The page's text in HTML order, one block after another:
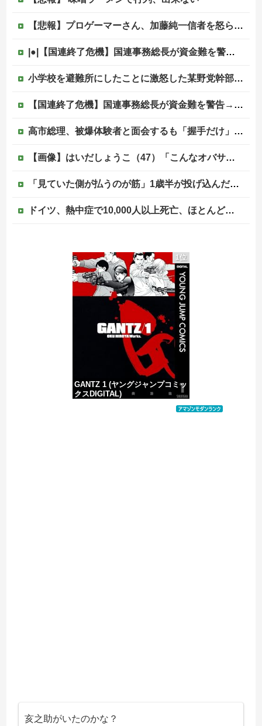
【悲報】プロゲーマーさん、加藤純一信者を怒らせてしまった結果、好き嫌い5位にwwwwwwww
|●|【国連終了危機】国連事務総長が資金難を警告→未払い額を見た世界3位負担の日本側から厳しい声→では誰が払っていないのか言え
小学校を避難所にしたことに激怒した某野党幹部、僅か3文字で論破される偉業を達成してしまい……
【国連終了危機】国連事務総長が資金難を警告→未払い額を見た世界3位負担の日本側から厳しい声→では誰が払っていないのか言え他
高市総理、被爆体験者と面会するも「握手だけ」←何のために会うんだよ…
【画像】はいだしょうこ（47）「こんなオバサンでいいの…？」
「見ていた側が払うのが筋」1歳半が投げ込んだ12万円のスマホ、半額提示した母親は冷たい？
ドイツ、熱中症で10,000人以上死亡、ほとんどがお前らと同年代で若者は元気
ジャンポケ斎藤と代理人のやりとり、「地獄すぎて完全にコントになってる……」と衝撃を受ける人が続出中
中国人による密漁が止まらない
1位
GANTZ 1 (ヤングジャンプコミッ
クスDIGITAL)
価格：¥100
亥之助がいたのかな？